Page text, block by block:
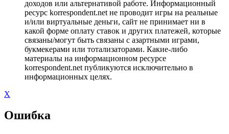
доходов или альтернативой работе. Информационный
ресурс korrespondent.net не проводит игры на реальные
и/или виртуальные деньги, сайт не принимает ни в
какой форме оплату ставок и других платежей, которые
связаны/могут быть связаны с азартными играми,
букмекерами или тотализаторами. Какие-либо
материалы на информационном ресурсе
korrespondent.net публикуются исключительно в
информационных целях.
X
Ошибка